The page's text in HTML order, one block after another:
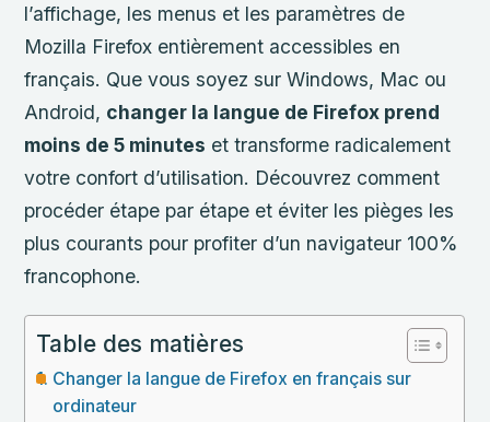
l’affichage, les menus et les paramètres de
Mozilla Firefox entièrement accessibles en
français. Que vous soyez sur Windows, Mac ou
Android, changer la langue de Firefox prend
moins de 5 minutes et transforme radicalement
votre confort d’utilisation. Découvrez comment
procéder étape par étape et éviter les pièges les
plus courants pour profiter d’un navigateur 100%
francophone.
Table des matières
Changer la langue de Firefox en français sur
ordinateur